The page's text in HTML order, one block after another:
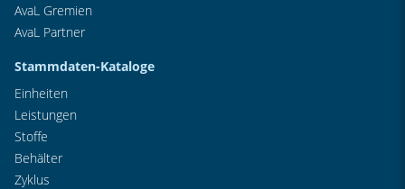
AvaL Gremien
AvaL Partner
Stammdaten-Kataloge
Einheiten
Leistungen
Stoffe
Behälter
Zyklus